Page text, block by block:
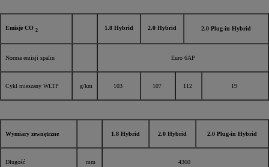
Emisje CO 2 1.8 Hybrid 2.0 Hybrid 2.0 Plug-in Hybrid
Norma emisji spalin Euro 6AP
Cykl mieszany WLTP g/km 103 107 112 19
Wymiary zewnętrzne 1.8 Hybrid 2.0 Hybrid 2.0 Plug-in Hybrid
Długość mm 4360